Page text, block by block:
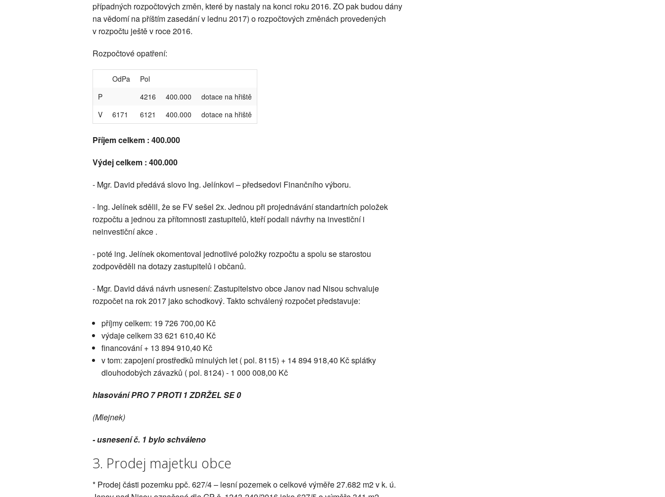
případných rozpočtových změn, které by nastaly na konci roku 2016. ZO pak budou dány
na vědomí na příštím zasedání v lednu 2017) o rozpočtových změnách provedených
v rozpočtu ještě v roce 2016.
Rozpočtové opatření:
OdPa
Pol
P
4216 400.000
dotace na hřiště
V
6171 6121 400.000 dotace na hřiště
Příjem celkem : 400.000
Výdej celkem : 400.000
- Mgr. David předává slovo Ing. Jelínkovi – předsedovi Finančního výboru.
- Ing. Jelínek sdělil, že se FV sešel 2x. Jednou při projednávání standartních položek
rozpočtu a jednou za přítomnosti zastupitelů, kteří podali návrhy na investiční i
neinvestiční akce .
- poté ing. Jelínek okomentoval jednotlivé položky rozpočtu a spolu se starostou
zodpověděli na dotazy zastupitelů i občanů.
- Mgr. David dává návrh usnesení: Zastupitelstvo obce Janov nad Nisou schvaluje
rozpočet na rok 2017 jako schodkový. Takto schválený rozpočet představuje:
příjmy celkem: 19 726 700,00 Kč
výdaje celkem 33 621 610,40 Kč
financování + 13 894 910,40 Kč
v tom: zapojení prostředků minulých let ( pol. 8115) + 14 894 918,40 Kč splátky
dlouhodobých závazků ( pol. 8124) - 1 000 008,00 Kč
hlasování PRO 7 PROTI 1 ZDRŽEL SE 0
(Mlejnek)
- usnesení č. 1 bylo schváleno
3. Prodej majetku obce
* Prodej části pozemku ppč. 627/4 – lesní pozemek o celkové výměře 27.682 m2 v k. ú.